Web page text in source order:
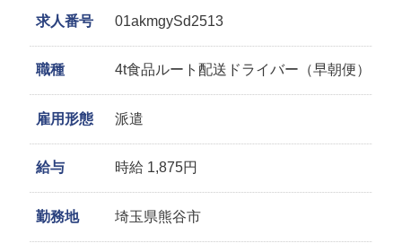
求人番号 01akmgySd2513
職種 4t食品ルート配送ドライバー（早朝便）
雇用形態 派遣
給与 時給 1,875円
勤務地 埼玉県熊谷市